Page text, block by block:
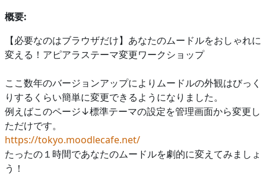
概要:
【必要なのはブラウザだけ】あなたのムードルをおしゃれに
変える！アピアラステーマ変更ワークショップ
ここ数年のバージョンアップによりムードルの外観はびっく
りするくらい簡単に変更できるようになりました。
例えばこのページ↓標準テーマの設定を管理画面から変更し
ただけです。
https://tokyo.moodlecafe.net/
たったの１時間であなたのムードルを劇的に変えてみましょ
う！